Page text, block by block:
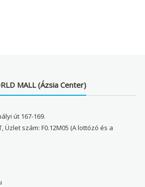
MALL (Ázsia Center)
út 167-169.
Üzlet szám: F0.12M05 (A lottózó és a